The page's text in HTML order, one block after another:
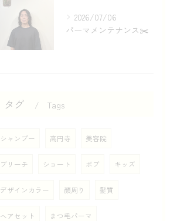
2026/07/06
パーマメンテナンス✂️
タグ Tags
シャンプー 高円寺 美容院
ブリーチ ショート ボブ キッズ
デザインカラー 顔周り 髪質
ヘアセット まつ毛パーマ